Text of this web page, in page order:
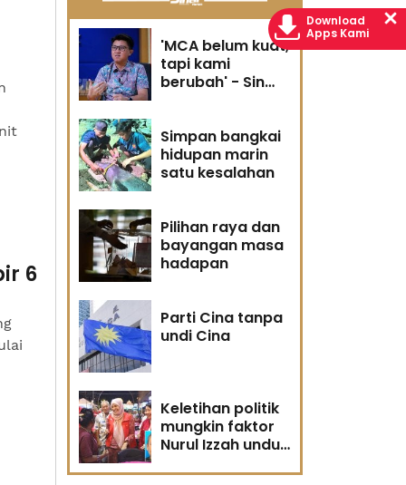
6
'MCA belum kuat,
tapi kami
berubah' - Sin
Simpan bangkai
hidupan marin
satu kesalahan
Pilihan raya dan
bayangan masa
hadapan
Parti Cina tanpa
undi Cina
Keletihan politik
mungkin faktor
Nurul Izzah undur
Download
Apps Kami